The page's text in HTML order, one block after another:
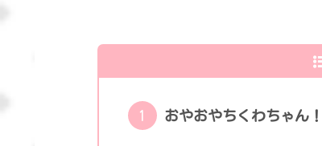
おやおやちくわちゃん